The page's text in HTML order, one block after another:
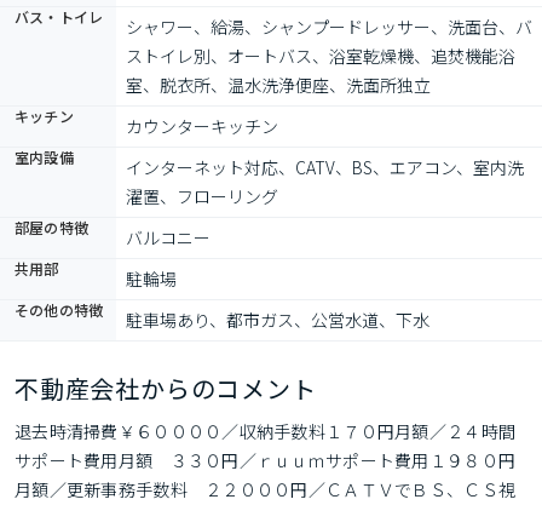
バス・トイレ
シャワー、給湯、シャンプードレッサー、洗面台、バ
ストイレ別、オートバス、浴室乾燥機、追焚機能浴
室、脱衣所、温水洗浄便座、洗面所独立
キッチン カウンターキッチン
室内設備
インターネット対応、CATV、BS、エアコン、室内洗
濯置、フローリング
部屋の特徴 バルコニー
共用部 駐輪場
その他の特徴 駐車場あり、都市ガス、公営水道、下水
不動産会社からのコメント
退去時清掃費￥６００００／収納手数料１７０円月額／２４時間
サポート費用月額　３３０円／ｒｕｕｍサポート費用１９８０円
月額／更新事務手数料　２２０００円／ＣＡＴＶでＢＳ、ＣＳ視